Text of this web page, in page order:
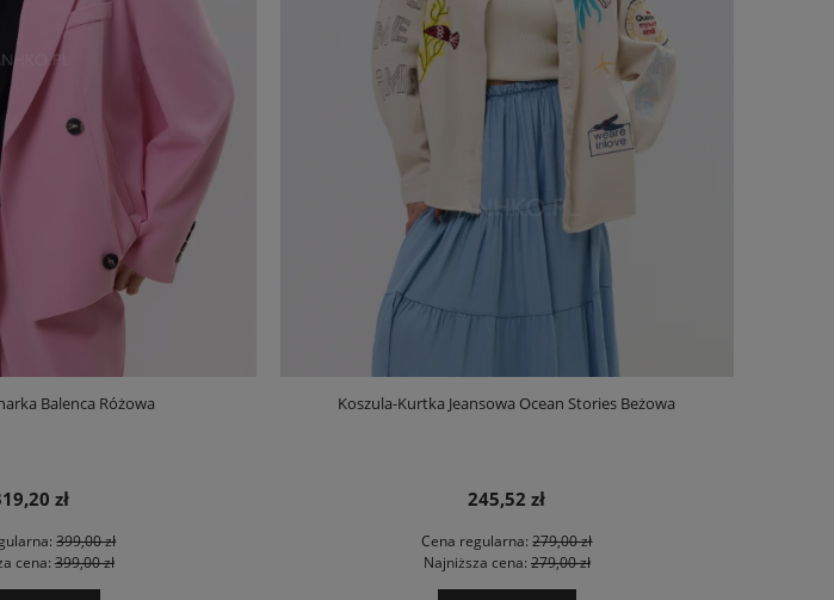
Balenca Różowa
zł
399,00 zł
cena:399,00 zł
Koszula-Kurtka Jeansowa Ocean Stories Beżowa
245,52 zł
Cena regularna:279,00 zł
Najniższa cena: 279,00 zł